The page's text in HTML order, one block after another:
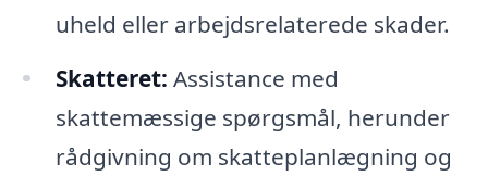
uheld eller arbejdsrelaterede skader.
Skatteret: Assistance med
skattemæssige spørgsmål, herunder
rådgivning om skatteplanlægning og